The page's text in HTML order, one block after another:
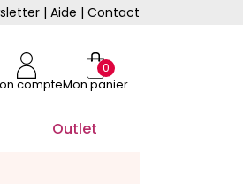
| Aide | Contact
compteMon panier
0
Outlet